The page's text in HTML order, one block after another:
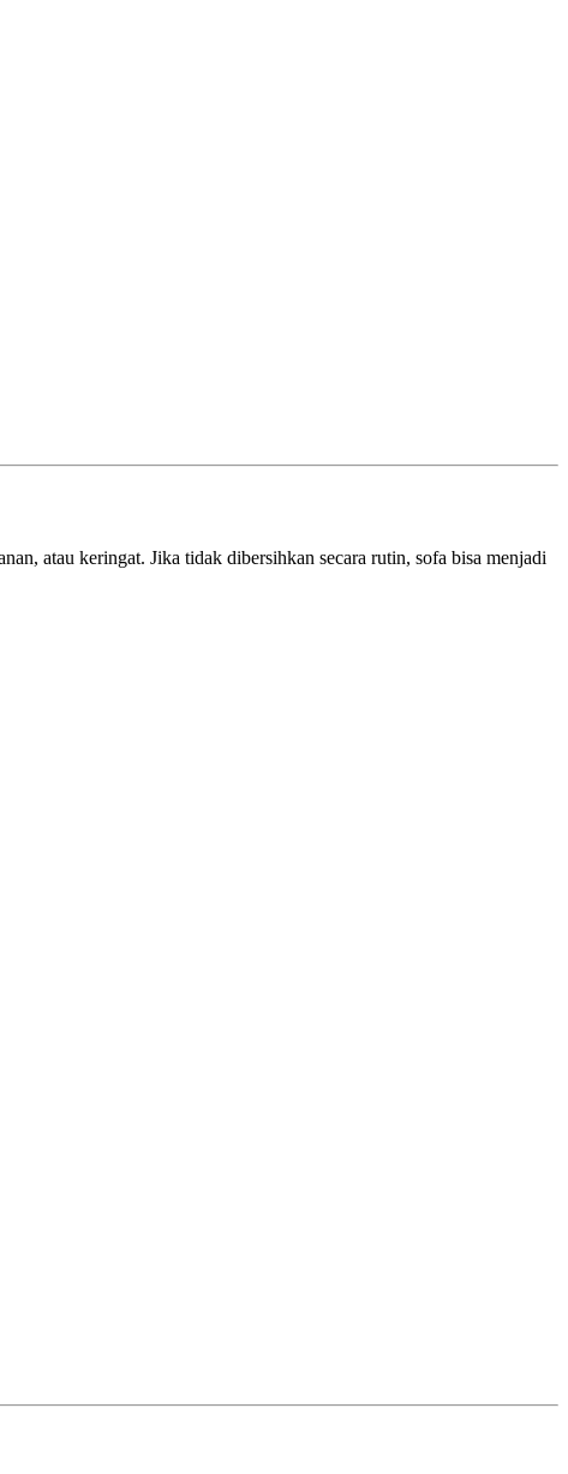
atau keringat. Jika tidak dibersihkan secara rutin, sofa bisa menjadi